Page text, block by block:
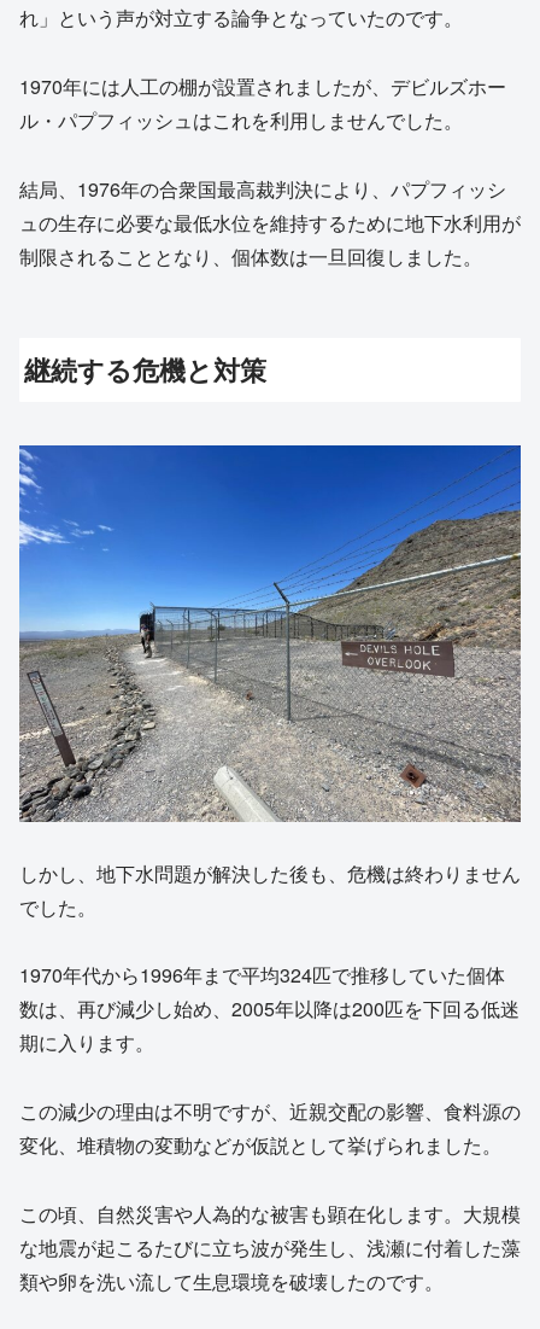
れ」という声が対立する論争となっていたのです。
1970年には人工の棚が設置されましたが、デビルズホー
ル・パプフィッシュはこれを利用しませんでした。
結局、1976年の合衆国最高裁判決により、パプフィッシ
ュの生存に必要な最低水位を維持するために地下水利用が
制限されることとなり、個体数は一旦回復しました。
継続する危機と対策
しかし、地下水問題が解決した後も、危機は終わりません
でした。
1970年代から1996年まで平均324匹で推移していた個体
数は、再び減少し始め、2005年以降は200匹を下回る低迷
期に入ります。
この減少の理由は不明ですが、近親交配の影響、食料源の
変化、堆積物の変動などが仮説として挙げられました。
この頃、自然災害や人為的な被害も顕在化します。大規模
な地震が起こるたびに立ち波が発生し、浅瀬に付着した藻
類や卵を洗い流して生息環境を破壊したのです。